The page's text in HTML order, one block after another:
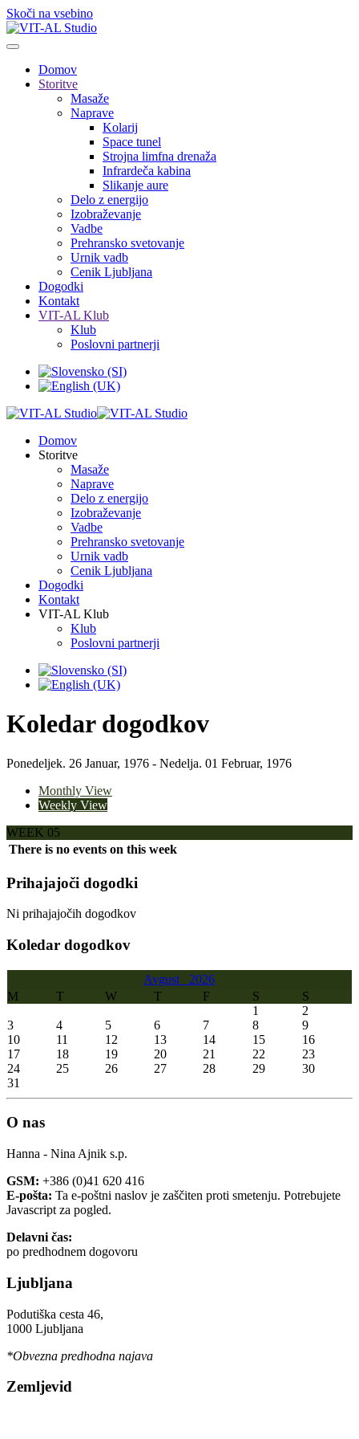
Skoči na vsebino
Domov
Storitve
Masaže
Naprave
Kolarij
Space tunel
Strojna limfna drenaža
Infrardeča kabina
Slikanje aure
Delo z energijo
Izobraževanje
Vadbe
Prehransko svetovanje
Urnik vadb
Cenik Ljubljana
Dogodki
Kontakt
VIT-AL Klub
Klub
Poslovni partnerji
Domov
Storitve
Masaže
Naprave
Delo z energijo
Izobraževanje
Vadbe
Prehransko svetovanje
Urnik vadb
Cenik Ljubljana
Dogodki
Kontakt
VIT-AL Klub
Klub
Poslovni partnerji
Koledar dogodkov
Ponedeljek. 26 Januar, 1976 - Nedelja. 01 Februar, 1976
Monthly View
Weekly View
WEEK 05
There is no events on this week
Prihajajoči dogodki
Ni prihajajočih dogodkov
Koledar dogodkov
Avgust 2026
M
T W T F S
S
1
2
3
4 5 6 7 8
9
10
11 12 13 14 15
16
17
18 19 20 21 22
23
24
25 26 27 28 29
30
31
O nas
Hanna - Nina Ajnik s.p.
GSM: +386 (0)41 620 416
E-pošta: Ta e-poštni naslov je zaščiten proti smetenju. Potrebujete
Javascript za pogled.
Delavni čas:
po predhodnem dogovoru
Ljubljana
Podutiška cesta 46,
1000 Ljubljana
*Obvezna predhodna najava
Zemljevid